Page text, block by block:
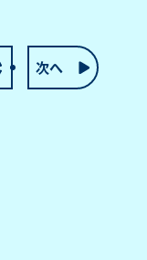
次へ